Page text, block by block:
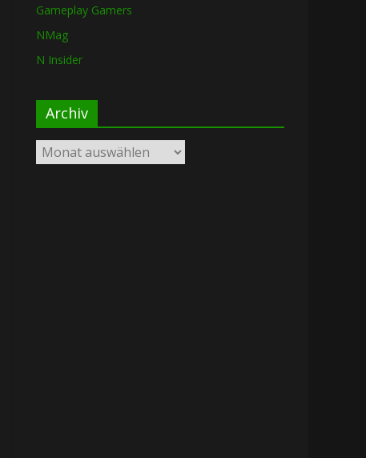
Gameplay Gamers
NMag
N Insider
Archiv
Archiv